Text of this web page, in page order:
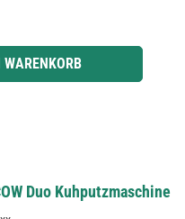
die Schaltflächen um die
WARENKORB
Duo Kuhputzmaschine